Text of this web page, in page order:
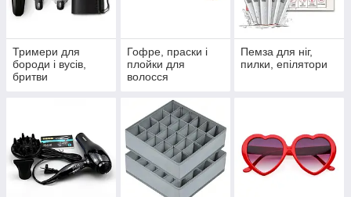
Тримери для
бороди і вусів,
бритви
Гофре, праски і
плойки для
волосся
Пемза для ніг,
пилки, епілятори